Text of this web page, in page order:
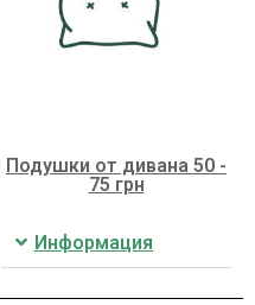
Подушки от дивана 50 -
75 грн
Информация